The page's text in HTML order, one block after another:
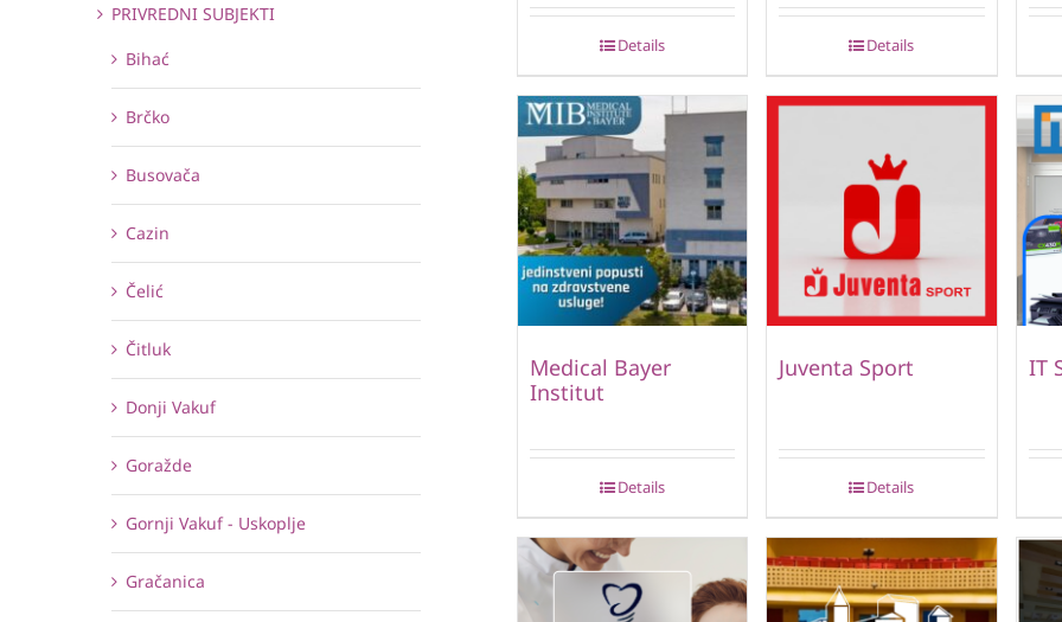
Details Details
Medical Bayer
Institut
Details
Juventa Sport
Details
IT
PRIVREDNI SUBJEKTI
Bihać
Brčko
Busovača
Cazin
Čelić
Čitluk
Donji Vakuf
Goražde
Gornji Vakuf - Uskoplje
Gračanica